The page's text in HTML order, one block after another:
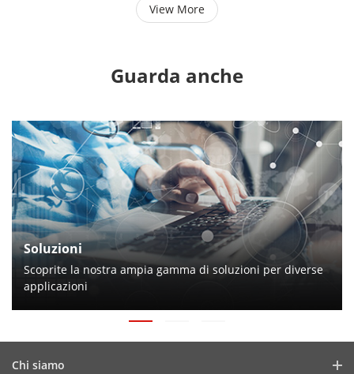
View More
Guarda anche
Soluzioni
Scoprite la nostra ampia gamma di soluzioni per diverse
applicazioni
Chi siamo